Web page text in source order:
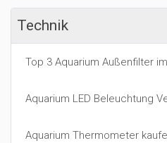
Technik
Top 3 Aquarium Außenfilter
Aquarium LED Beleuchtung
Aquarium Thermometer